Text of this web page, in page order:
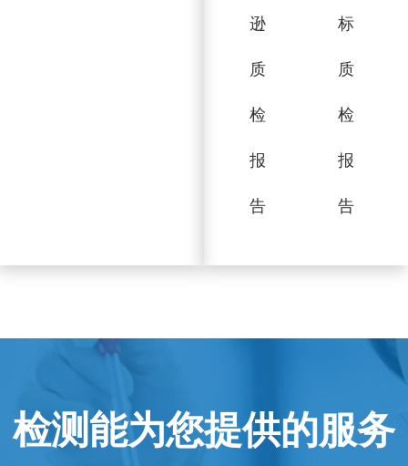
逊
质
检
报
告
标
质
检
报
告
检测能为您提供的服务